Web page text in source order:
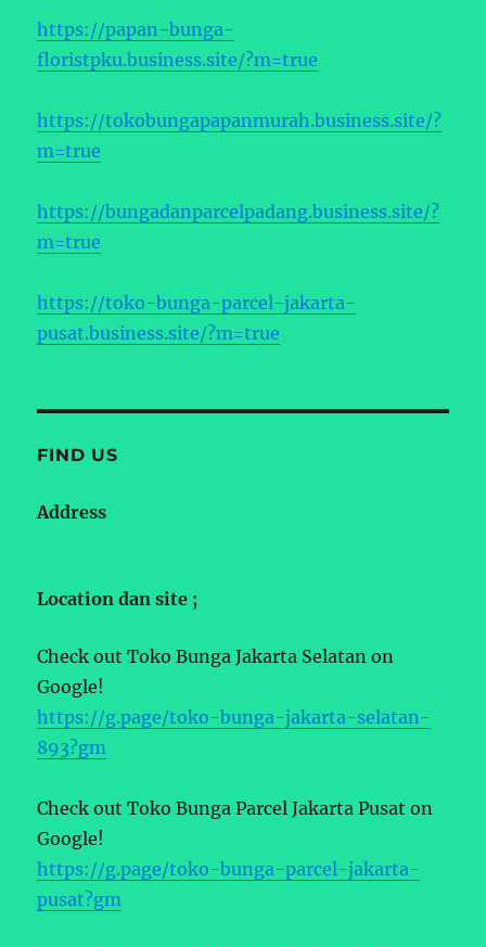
https://papan-bunga-
floristpku.business.site/?m=true
https://tokobungapapanmurah.business.site/?
m=true
https://bungadanparcelpadang.business.site/?
m=true
https://toko-bunga-parcel-jakarta-
pusat.business.site/?m=true
FIND US
Address
Location dan site ;
Check out Toko Bunga Jakarta Selatan on
Google!
https://g.page/toko-bunga-jakarta-selatan-
893?gm
Check out Toko Bunga Parcel Jakarta Pusat on
Google!
https://g.page/toko-bunga-parcel-jakarta-
pusat?gm